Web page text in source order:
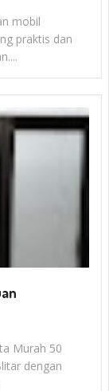
mobil
praktis dan
Murah 50
dengan